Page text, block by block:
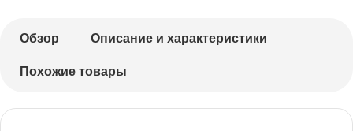
Обзор Описание и характеристики
Похожие товары